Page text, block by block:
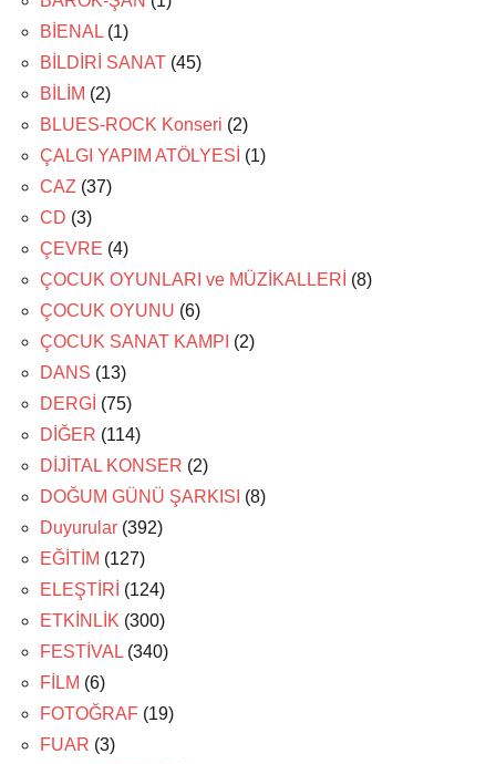
BİENAL (1)
BİLDİRİ SANAT (45)
BİLİM (2)
BLUES-ROCK Konseri (2)
ÇALGI YAPIM ATÖLYESİ (1)
CAZ (37)
CD (3)
ÇEVRE (4)
ÇOCUK OYUNLARI ve MÜZİKALLERİ (8)
ÇOCUK OYUNU (6)
ÇOCUK SANAT KAMPI (2)
DANS (13)
DERGİ (75)
DİĞER (114)
DİJİTAL KONSER (2)
DOĞUM GÜNÜ ŞARKISI (8)
Duyurular (392)
EĞİTİM (127)
ELEŞTİRİ (124)
ETKİNLİK (300)
FESTİVAL (340)
FİLM (6)
FOTOĞRAF (19)
FUAR (3)